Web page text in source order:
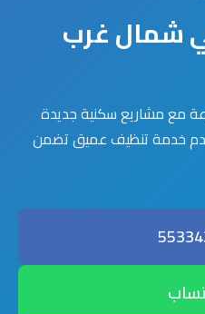
شمال غرب
مع مشاريع سكنية جديدة
خدمة تنظيف عميق تضمن